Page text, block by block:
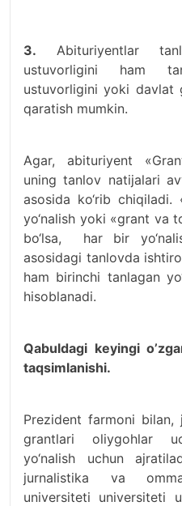
3. Abituriyentlar
ustuvorligini ham
ustuvorligini yoki davlat
qaratish mumkin.
Agar, abituriyent
uning tanlov natijalari
asosida ko‘rib chiqiladi.
yo‘nalish yoki «grant va
bo‘lsa, har bir
asosidagi tanlovda
ham birinchi tanlagan
hisoblanadi.
Qabuldagi keyingi
taqsimlanishi.
Prezident farmoni
grantlari oliygohlar
yo‘nalish uchun
jurnalistika va
universiteti universiteti